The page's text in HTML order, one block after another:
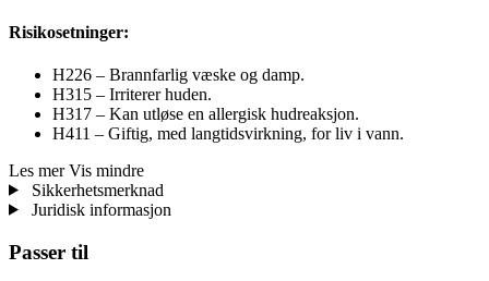
Risikosetninger:
H226 – Brannfarlig væske og damp.
H315 – Irriterer huden.
H317 – Kan utløse en allergisk hudreaksjon.
H411 – Giftig, med langtidsvirkning, for liv i vann.
Les mer Vis mindre
Sikkerhetsmerknad
Juridisk informasjon
Passer til